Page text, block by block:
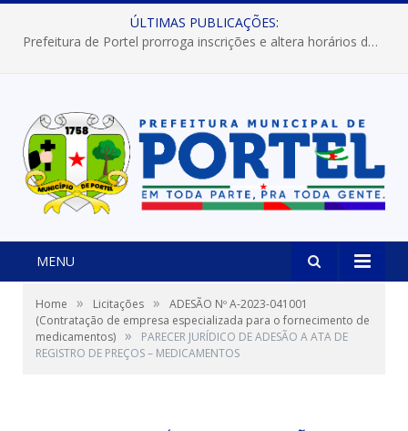
ÚLTIMAS PUBLICAÇÕES:
Prefeitura de Portel prorroga inscrições e altera horários dos concursos “Musa” e “Miss Mix Verão 2026”
MENU
Home » Licitações »
ADESÃO Nº A-2023-041001
(Contratação de empresa especializada para o fornecimento de
medicamentos) »
PARECER JURÍDICO DE ADESÃO A ATA DE
REGISTRO DE PREÇOS – MEDICAMENTOS